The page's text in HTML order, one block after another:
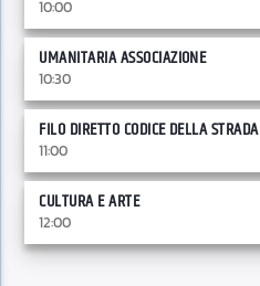
10:00
UMANITARIA ASSOCIAZIONE
10:30
FILO DIRETTO CODICE DELLA STRADA
11:00
CULTURA E ARTE
12:00